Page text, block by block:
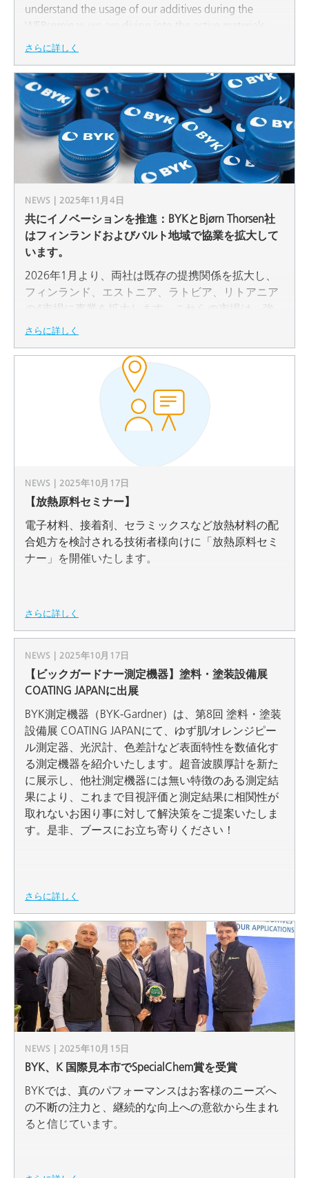
understand the usage of our additives during the
WEBseminar, we are diving into the active materials
and their characteristics. LFP, NCM, NCA, Graphite,
cathode or anode slurry. Without the right choice of
additives upscaling of cell production is almost
impossible.
さらに詳しく
NEWS | 2025年11月4日
共にイノベーションを推進：BYKとBjørn Thorsen社
はフィンランドおよびバルト地域で協業を拡大して
います。
2026年1月より、両社は既存の提携関係を拡大し、
フィンランド、エストニア、ラトビア、リトアニア
の4市場に事業を拡大します。これらの市場は、強
固なデジタルインフラ、イノベーション主導型産
さらに詳しく
NEWS | 2025年10月17日
【放熱原料セミナー】
電子材料、接着剤、セラミックスなど放熱材料の配
合処方を検討される技術者様向けに「放熱原料セミ
ナー」を開催いたします。
さらに詳しく
NEWS | 2025年10月17日
【ビックガードナー測定機器】塗料・塗装設備展
COATING JAPANに出展
BYK測定機器（BYK-Gardner）は、第8回 塗料・塗装
設備展 COATING JAPANにて、ゆず肌/オレンジピー
ル測定器、光沢計、色差計など表面特性を数値化す
る測定機器を紹介いたします。超音波膜厚計を新た
に展示し、他社測定機器には無い特徴のある測定結
果により、これまで目視評価と測定結果に相関性が
取れないお困り事に対して解決策をご提案いたしま
す。是非、ブースにお立ち寄りください！
さらに詳しく
NEWS | 2025年10月15日
BYK、K 国際見本市でSpecialChem賞を受賞
BYKでは、真のパフォーマンスはお客様のニーズへ
の不断の注力と、継続的な向上への意欲から生まれ
ると信じています。